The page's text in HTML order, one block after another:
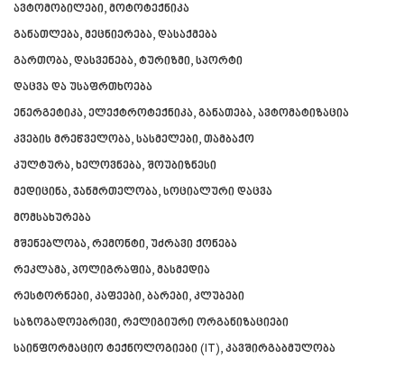
ᲣᲠᲔᲙᲘ
ᲘᲛᲔᲠᲔᲗᲘ
ᲕᲐᲜᲘ
ᲖᲔᲡᲢᲐᲤᲝᲜᲘ
ᲡᲐᲛᲢᲠᲔᲓᲘᲐ
ᲡᲐᲩᲮᲔᲠᲔ
ᲥᲣᲗᲐᲘᲡᲘ
ᲬᲧᲐᲚᲢᲣᲑᲝ
ᲮᲝᲜᲘ
ᲙᲐᲮᲔᲗᲘ
ᲒᲣᲠᲯᲐᲐᲜᲘ
ᲓᲔᲓᲝᲤᲚᲘᲡᲬᲧᲐᲠᲝ
ᲚᲐᲒᲝᲓᲔᲮᲘ
ავტომობილები, მოტოტექნიკა
განათლება, მეცნიერება, დასაქმება
გართობა, დასვენება, ტურიზმი, სპორტი
დაცვა და უსაფრთხოება
ენერგეტიკა, ელექტროტექნიკა, განათება, ავტომატიზაცია
კვების მრეწველობა, სასმელები, თამბაქო
კულტურა, ხელოვნება, შოუბიზნესი
მედიცინა, ჯანმრთელობა, სოციალური დაცვა
მომსახურება
მშენებლობა, რემონტი, უძრავი ქონება
რეკლამა, პოლიგრაფია, მასმედია
რესტორნები, კაფეები, ბარები, კლუბები
საზოგადოებრივი, რელიგიური ორგანიზაციები
საინფორმაციო ტექნოლოგიები (IT), კავშირგაბმულობა